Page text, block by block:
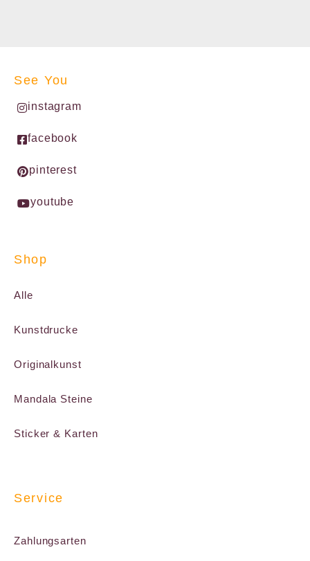
See You
instagram
facebook
pinterest
youtube
Shop
Alle
Kunstdrucke
Originalkunst
Mandala Steine
Sticker & Karten
Service
Zahlungsarten